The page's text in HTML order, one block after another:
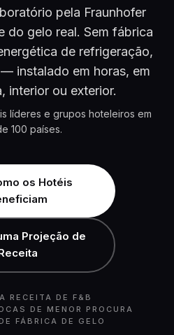
pela Fraunhofer
do gelo real. Sem fábrica
de refrigeração,
instalado em horas, em
interior ou exterior.
líderes e grupos hoteleiros em
100 países.
os Hotéis
Projeção de
RECEITA DE F&B
DE MENOR PROCURA
FÁBRICA DE GELO